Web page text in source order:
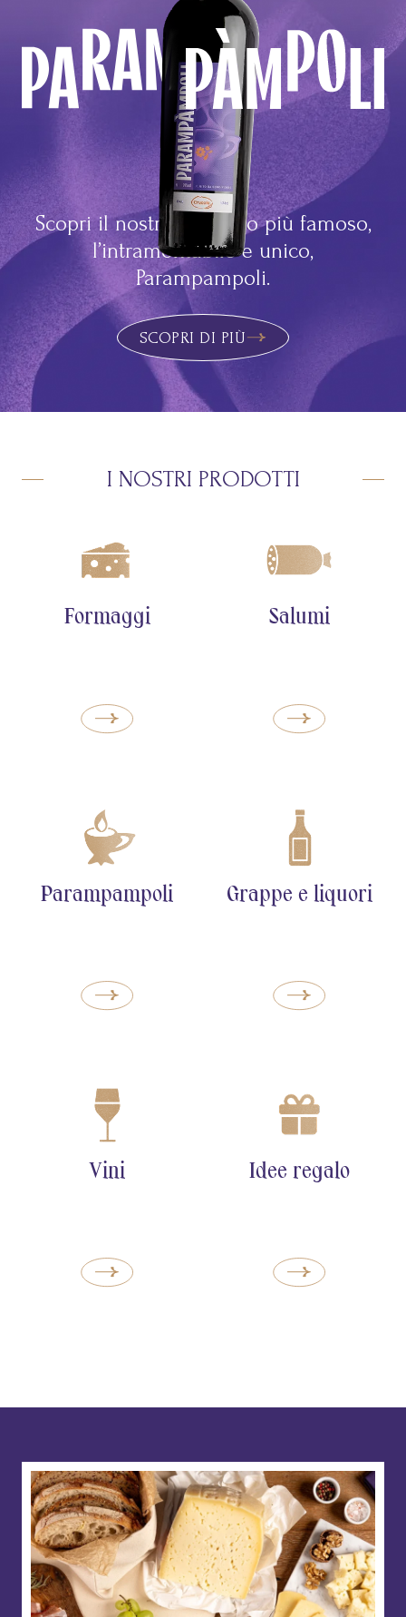
Parampampoli
Scopri il nostro prodotto più famoso,
l’intramontabile e unico,
Parampampoli.
SCOPRI DI PIÙ
I NOSTRI PRODOTTI
Formaggi Salumi
Parampampoli Grappe e liquori
Vini Idee regalo